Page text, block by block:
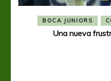
BOCA JUNIORS
Una nueva